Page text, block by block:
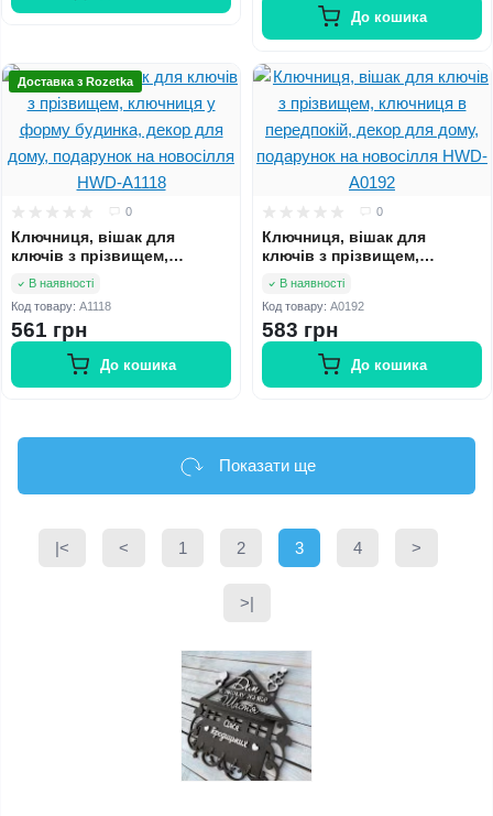
До кошика
Доставка з Rozetka
0
Ключниця, вішак для
ключів з прізвищем,
декор для дому, подарунок
на новосілля HWD-A1118
В наявності
Код товару: A1118
561 грн
До кошика
0
Ключниця, вішак для
ключів з прізвищем,
декор для дому, подарунок
на новосілля HWD-A0192
В наявності
Код товару: A0192
583 грн
До кошика
Показати ще
|< < 1 2 3 4 >
>|